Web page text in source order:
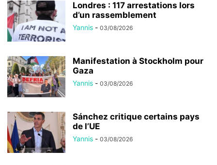
Londres : 117 arrestations lors
d’un rassemblement
Yannis - 03/08/2026
Manifestation à Stockholm pour
Gaza
Yannis - 03/08/2026
Sánchez critique certains pays
de l’UE
Yannis - 03/08/2026